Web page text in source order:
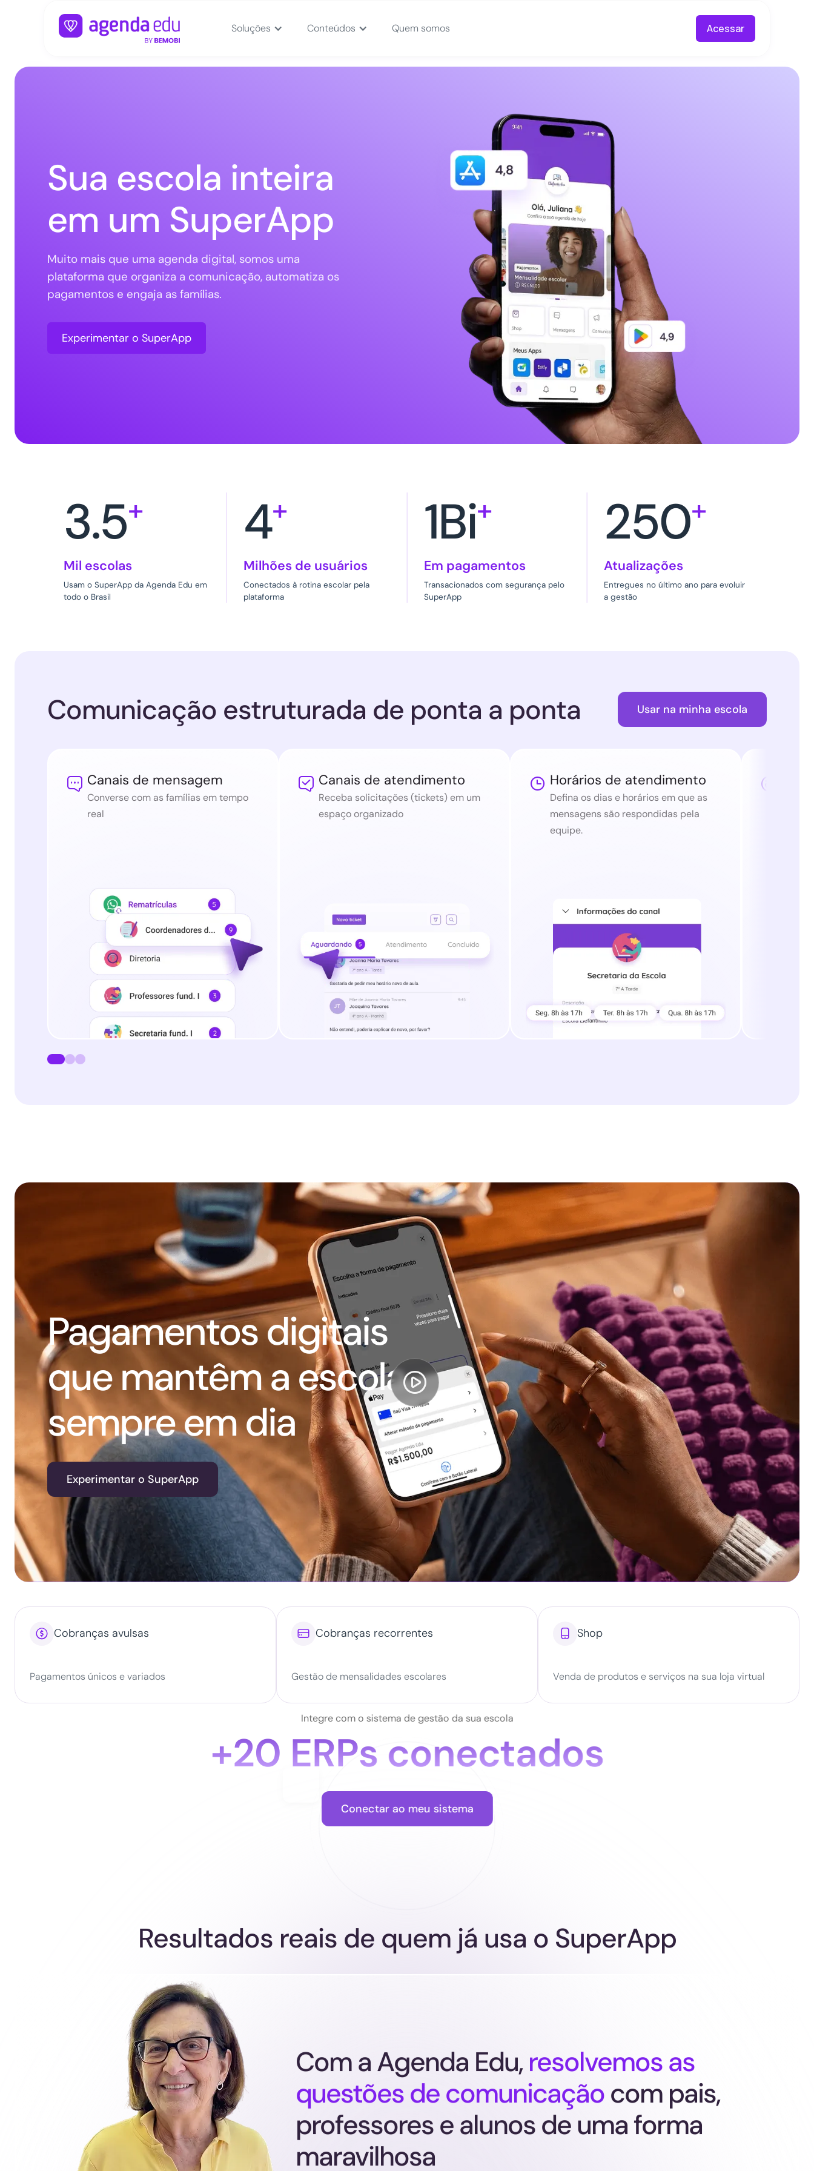
Soluções Conteúdos Quem somos Acessar
Sua escola inteira
em um SuperApp
Muito mais que uma agenda digital, somos uma
plataforma que organiza a comunicação, automatiza os
pagamentos e engaja as famílias.
Experimentar o SuperApp
3.5+
Mil escolas
Usam o SuperApp da Agenda Edu em
todo o Brasil
4+
Milhões de usuários
Conectados à rotina escolar pela
plataforma
1Bi+
Em pagamentos
Transacionados com segurança pelo
SuperApp
250+
Atualizações
Entregues no último ano para evoluir
a gestão
Comunicação estruturada de ponta a ponta Usar na minha escola
 Canais de mensagem
Converse com as famílias em tempo
real
 Canais de atendimento
Receba solicitações (tickets) em um
espaço organizado
 Horários de atendimento
Defina os dias e horários em que as
mensagens são respondidas pela
equipe.


Pagamentos digitais
que mantêm a escola
sempre em dia
Experimentar o SuperApp
 Cobranças avulsas
Pagamentos únicos e variados
 Cobranças recorrentes
Gestão de mensalidades escolares
 Shop
Venda de produtos e serviços na sua loja virtual
Integre com o sistema de gestão da sua escola
+20 ERPs conectados
Conectar ao meu sistema
Resultados reais de quem já usa o SuperApp
Com a Agenda Edu, resolvemos as
questões de comunicaçãocom pais,
professores e alunos de uma forma
maravilhosa